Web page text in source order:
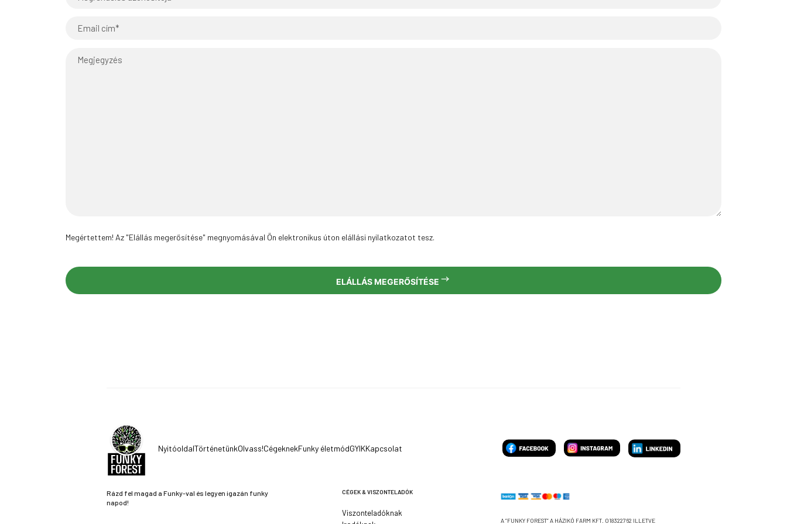
azonosítója*
Megértettem
Megértettem! Az "Elállás megerősítése" megnyomásával Ön elektronikus úton elállási nyilatkozatot tesz.
ELÁLLÁS MEGERŐSÍTÉSE
NyitóoldalTörténetünkOlvass!CégeknekFunky életmódGYIKKapcsolat
Rázd fel magad a Funky-val és legyen igazán funky
napod!
CÉGEK & VISZONTELADÓK
Viszonteladóknak
A ”FUNKY FOREST” A HÁZIKÓ FARM KFT. 018322762 ILLETVE